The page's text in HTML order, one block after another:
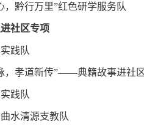
，黔行万里”红色研学服务队
社区专项
践队
，孝道新传”——典籍故事进社
践队
水清源支教队